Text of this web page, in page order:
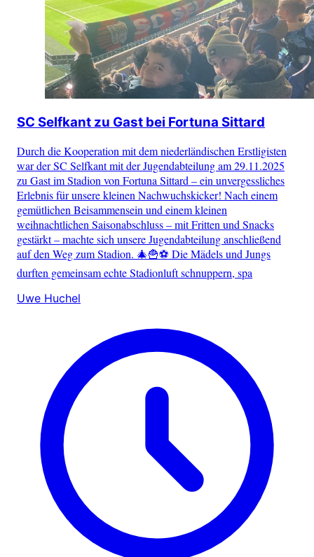
SC Selfkant zu Gast bei Fortuna Sittard
Durch die Kooperation mit dem niederländischen Erstligisten
war der SC Selfkant mit der Jugendabteilung am 29.11.2025
zu Gast im Stadion von Fortuna Sittard – ein unvergessliches
Erlebnis für unsere kleinen Nachwuchskicker! Nach einem
gemütlichen Beisammensein und einem kleinen
weihnachtlichen Saisonabschluss – mit Fritten und Snacks
gestärkt – machte sich unsere Jugendabteilung anschließend
auf den Weg zum Stadion. 🎄🍟⚽ Die Mädels und Jungs
durften gemeinsam echte Stadionluft schnuppern, spa
Uwe Huchel